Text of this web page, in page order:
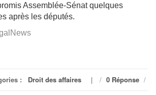
Assemblée-Sénat quelques
après les députés.
: Droit des affaires / 0 Réponse /